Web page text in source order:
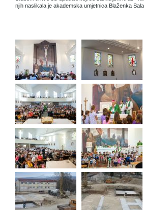
njih naslikala je akademska umjetnica Blaženka